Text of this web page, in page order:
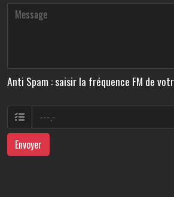
Anti Spam : saisir la fréquence FM de
Envoyer